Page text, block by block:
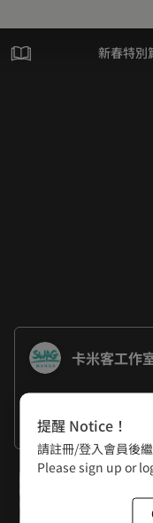
新春特別
卡米客工作
謝謝大家的閱讀。
下一話
提醒 Notice！
請註冊/登入會員後
Please sign up or